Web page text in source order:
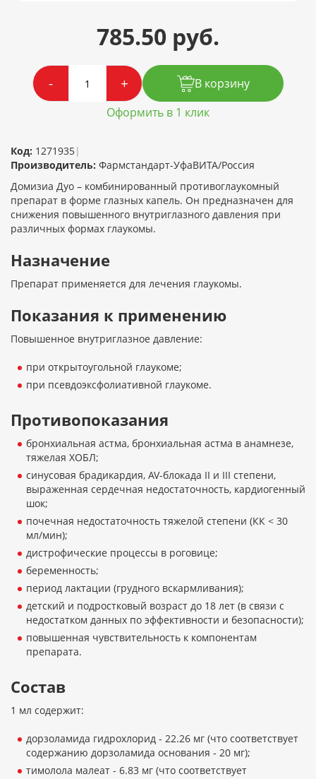
785.50 руб.
- +
В корзину
Оформить в 1 клик
Код: 1271935|
Производитель: Фармстандарт-УфаВИТА/Россия
Домизиа Дуо – комбинированный противоглаукомный
препарат в форме глазных капель. Он предназначен для
снижения повышенного внутриглазного давления при
различных формах глаукомы.
Назначение
Препарат применяется для лечения глаукомы.
Показания к применению
Повышенное внутриглазное давление:
при открытоугольной глаукоме;
при псевдоэксфолиативной глаукоме.
Противопоказания
бронхиальная астма, бронхиальная астма в анамнезе,
тяжелая ХОБЛ;
синусовая брадикардия, AV-блокада II и III степени,
выраженная сердечная недостаточность, кардиогенный
шок;
почечная недостаточность тяжелой степени (КК < 30
мл/мин);
дистрофические процессы в роговице;
беременность;
период лактации (грудного вскармливания);
детский и подростковый возраст до 18 лет (в связи с
недостатком данных по эффективности и безопасности);
повышенная чувствительность к компонентам
препарата.
Состав
1 мл содержит:
дорзоламида гидрохлорид - 22.26 мг (что соответствует
содержанию дорзоламида основания - 20 мг);
тимолола малеат - 6.83 мг (что соответствует